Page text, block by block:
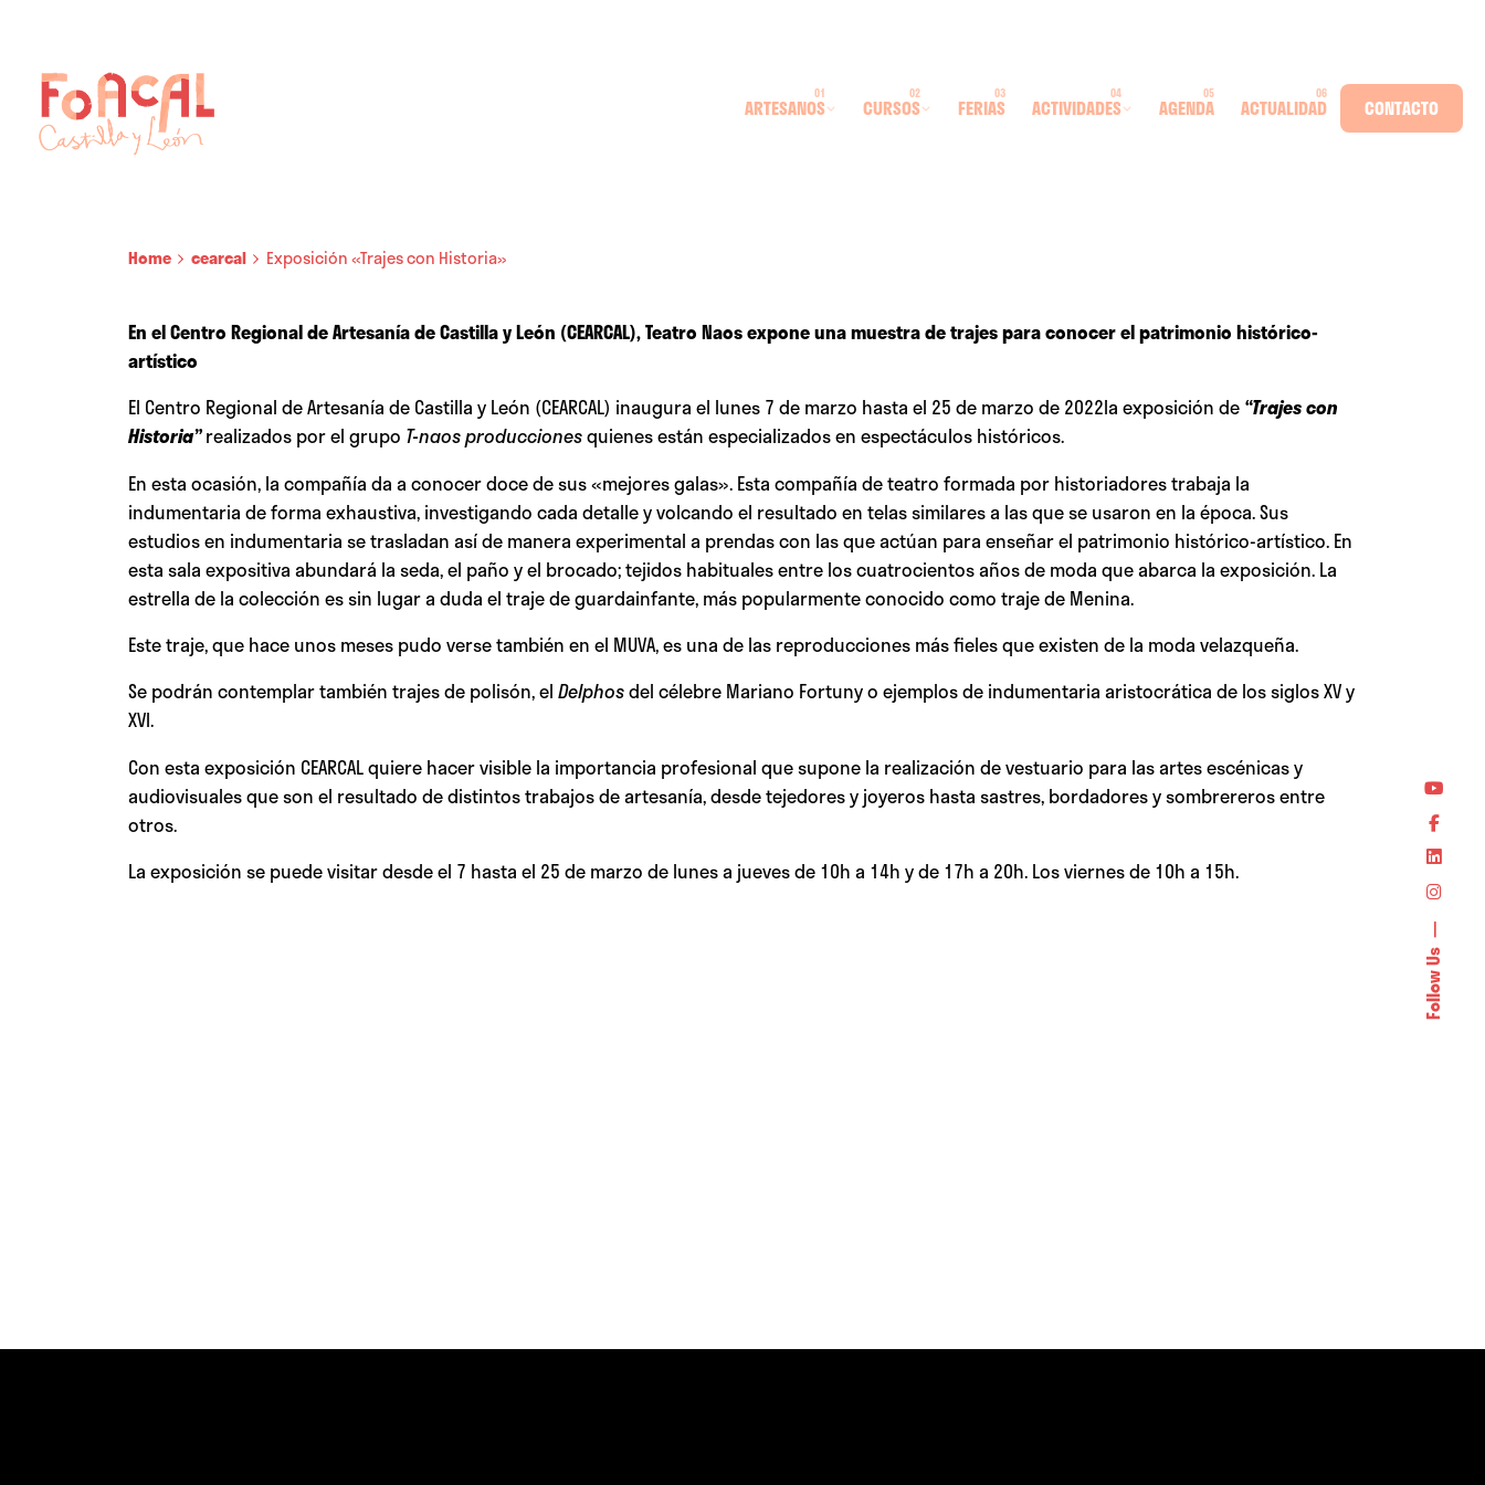
Follow Us
ARTESANOS CURSOS FERIAS ACTIVIDADES AGENDA ACTUALIDAD CONTACTO
Home cearcal Exposición «Trajes con Historia»
En el Centro Regional de Artesanía de Castilla y León (CEARCAL), Teatro Naos expone una muestra de trajes para conocer el patrimonio histórico-
artístico
El Centro Regional de Artesanía de Castilla y León (CEARCAL) inaugura el lunes 7 de marzo hasta el 25 de marzo de 2022la exposición de “Trajes con
Historia”realizados por el grupo T-naos produccionesquienes están especializados en espectáculos históricos.
En esta ocasión, la compañía da a conocer doce de sus «mejores galas». Esta compañía de teatro formada por historiadores trabaja la
indumentaria de forma exhaustiva, investigando cada detalle y volcando el resultado en telas similares a las que se usaron en la época. Sus
estudios en indumentaria se trasladan así de manera experimental a prendas con las que actúan para enseñar el patrimonio histórico-artístico. En
esta sala expositiva abundará la seda, el paño y el brocado; tejidos habituales entre los cuatrocientos años de moda que abarca la exposición. La
estrella de la colección es sin lugar a duda el traje de guardainfante, más popularmente conocido como traje de Menina.
Este traje, que hace unos meses pudo verse también en el MUVA, es una de las reproducciones más fieles que existen de la moda velazqueña.
Se podrán contemplar también trajes de polisón, el Delphosdel célebre Mariano Fortuny o ejemplos de indumentaria aristocrática de los siglos XV y
XVI.
Con esta exposición CEARCAL quiere hacer visible la importancia profesional que supone la realización de vestuario para las artes escénicas y
audiovisuales que son el resultado de distintos trabajos de artesanía, desde tejedores y joyeros hasta sastres, bordadores y sombrereros entre
otros.
La exposición se puede visitar desde el 7 hasta el 25 de marzo de lunes a jueves de 10h a 14h y de 17h a 20h. Los viernes de 10h a 15h.